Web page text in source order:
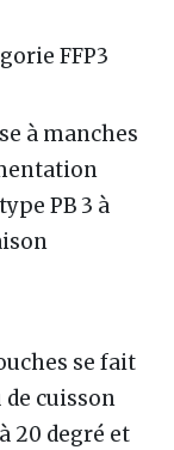
FFP3
à manches
PB 3 à
se fait
de cuisson
20 degré et